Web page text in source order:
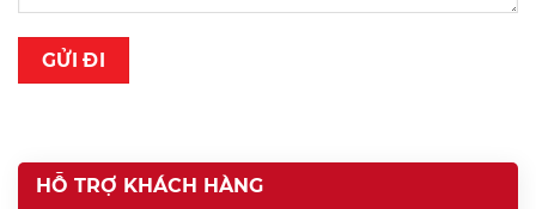
HỖ TRỢ KHÁCH HÀNG